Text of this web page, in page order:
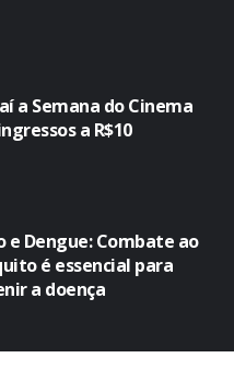
a Semana do Cinema
a R$10
e Dengue: Combate ao
é essencial para
a doença